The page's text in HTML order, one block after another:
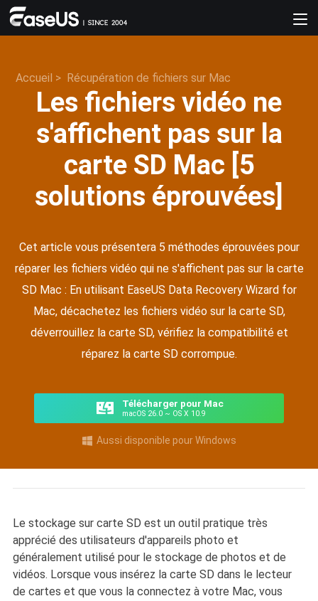
Accueil > Récupération de fichiers sur Mac
Les fichiers vidéo ne
s'affichent pas sur la
carte SD Mac [5
solutions éprouvées]
Cet article vous présentera 5 méthodes éprouvées pour
réparer les fichiers vidéo qui ne s'affichent pas sur la carte
SD Mac : En utilisant EaseUS Data Recovery Wizard for
Mac, décachetez les fichiers vidéo sur la carte SD,
déverrouillez la carte SD, vérifiez la compatibilité et
réparez la carte SD corrompue.
Télécharger pour Mac
macOS 26.0 ~ OS X 10.9
 Aussi disponible pour Windows
Le stockage sur carte SD est un outil pratique très
apprécié des utilisateurs d'appareils photo et
généralement utilisé pour le stockage de photos et de
vidéos. Lorsque vous insérez la carte SD dans le lecteur
de cartes et que vous la connectez à votre Mac, vous